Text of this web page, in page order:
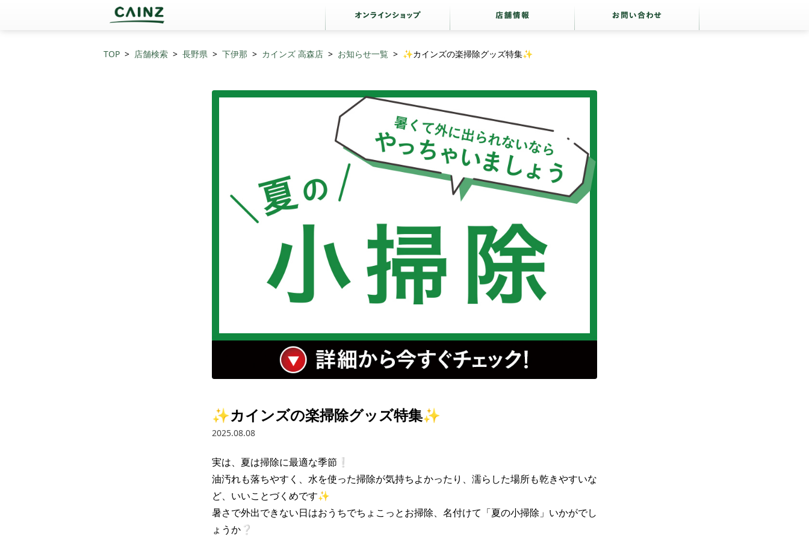
TOP 店舗検索 長野県 下伊那 カインズ 高森店 お知らせ一覧 ✨カインズの楽掃除グッズ特集✨
✨カインズの楽掃除グッズ特集✨
2025.08.08
実は、夏は掃除に最適な季節❕
油汚れも落ちやすく、水を使った掃除が気持ちよかったり、濡らした場所も乾きやすいな
ど、いいことづくめです✨
暑さで外出できない日はおうちでちょこっとお掃除、名付けて「夏の小掃除」いかがでし
ょうか❔